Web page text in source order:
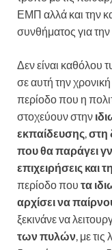
ΕΜΠ αλλά και την
συνθήματος για την
Δεν είναι καθόλου
σε αυτή την
περίοδο που η
στοχεύουν στην
εκπαίδευσης στη
που θα παράγει
επιχειρήσεις και
περίοδο που τα
αρχίσει να
ξεκινάνε να
των πυλών , με